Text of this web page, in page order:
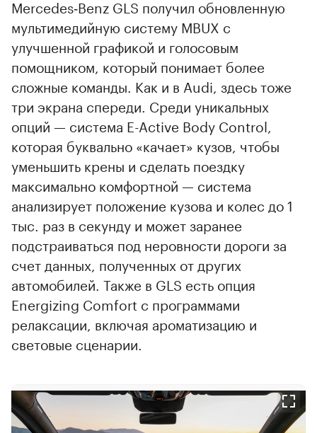
Mercedes‑Benz GLS получил обновленную
мультимедийную систему MBUX с
улучшенной графикой и голосовым
помощником, который понимает более
сложные команды. Как и в Audi, здесь тоже
три экрана спереди. Среди уникальных
опций — система E-Active Body Control,
которая буквально «качает» кузов, чтобы
уменьшить крены и сделать поездку
максимально комфортной — система
анализирует положение кузова и колес до 1
тыс. раз в секунду и может заранее
подстраиваться под неровности дороги за
счет данных, полученных от других
автомобилей. Также в GLS есть опция
Energizing Comfort с программами
релаксации, включая ароматизацию и
световые сценарии.